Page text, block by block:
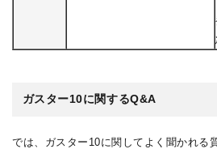
ガスター10に関するQ&A
では、ガスター10に関してよく聞かれる